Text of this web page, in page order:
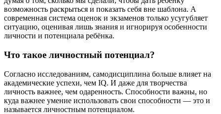
возможность раскрыться и показать себя вне шаблона. А
современная система оценок и экзаменов только усугубляет
ситуацию, оценивая лишь знания и игнорируя особенности
личности и потенциала ребёнка.
Что такое личностный потенциал?
Согласно исследованиям, самодисциплина больше влияет на
академические успехи, чем IQ. И даже для творчества
личность важнее, чем одаренность. Способности важны, но
куда важнее умение использовать свои способности — это и
называется личностным потенциалом.